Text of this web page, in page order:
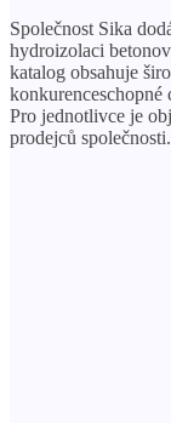
Společnost Sika
hydroizolaci
katalog obsahuje
konkurenceschopné
Pro jednotlivce je
prodejců společnosti.